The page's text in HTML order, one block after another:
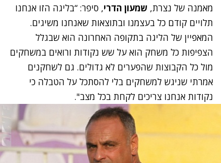
מאמנה של נצרת, שמעון הדרי, סיפר: “בליגה הזו אנחנו
תלויים קודם כל בעצמנו ובתוצאות שאנחנו משיגים.
המאפיין של הליגה בתקופה האחרונה הוא שבגלל
הצפיפות כל משחק הוא על שש נקודות ורואים במשחקים
מול כל הקבוצות שהפערים לא גדולים. גם לשחקנים
אמרתי שניגש למשחקים בלי להסתכל על הטבלה כי
נקודות אנחנו צריכים לקחת בכל מצב".